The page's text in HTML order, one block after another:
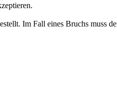
Im Fall eines Bruchs muss